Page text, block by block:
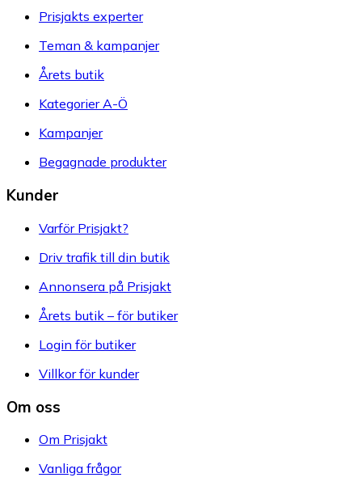
Prisjakts experter
Teman & kampanjer
Årets butik
Kategorier A-Ö
Kampanjer
Begagnade produkter
Kunder
Varför Prisjakt?
Driv trafik till din butik
Annonsera på Prisjakt
Årets butik – för butiker
Login för butiker
Villkor för kunder
Om oss
Om Prisjakt
Vanliga frågor